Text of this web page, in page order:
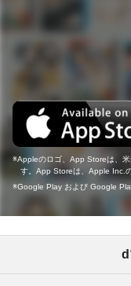
Appleのロゴ、App Storeは、
す。App Storeは、Apple Inc.
Google Play および Google
d